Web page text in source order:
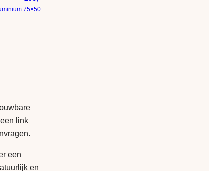
75×50
link
een
en